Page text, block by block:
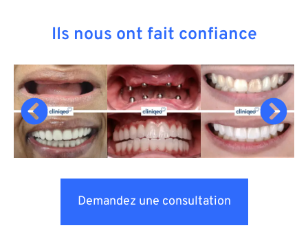
Ils nous ont fait confiance
Demandez une consultation